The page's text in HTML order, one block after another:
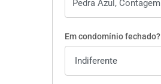
Em condomínio fechado?